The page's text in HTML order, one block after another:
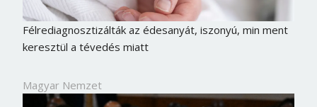
Félrediagnosztizálták az édesanyát, iszonyú, min ment
keresztül a tévedés miatt
Magyar Nemzet